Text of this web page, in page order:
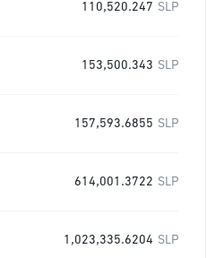
110,520.247 SLP
153,500.343 SLP
157,593.6855 SLP
614,001.3722 SLP
1,023,335.6204 SLP